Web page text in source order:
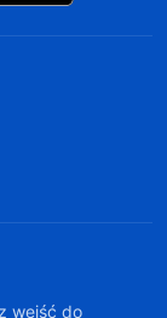
wejść do